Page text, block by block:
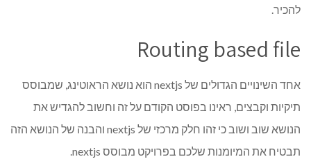
להכיר.
Routing based file
אחד השינויים הגדולים של nextjs הוא נושא הראוטינג, שמבוסס
תיקיות וקבצים, ראינו בפוסט הקודם על זה וחשוב להגדיש את
הנושא שוב ושוב כי זהו חלק מרכזי של nextjs והבנה של הנושא הזה
תבטיח את המיומנות שלכם בפרויקט מבוסס nextjs.